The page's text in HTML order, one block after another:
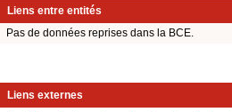
Liens entre entités
Pas de données reprises dans la BCE.
Liens externes